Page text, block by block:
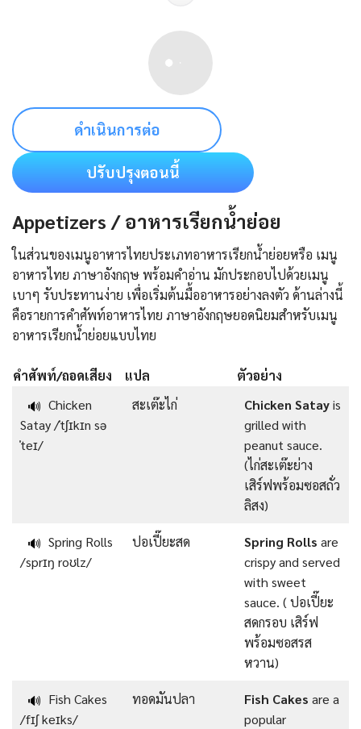
ดำเนินการต่อ
ปรับปรุงตอนนี้
Appetizers / อาหารเรียกน้ำย่อย
ในส่วนของเมนูอาหารไทยประเภทอาหารเรียกน้ำย่อยหรือ เมนู
อาหารไทย ภาษาอังกฤษ พร้อมคำอ่าน มักประกอบไปด้วยเมนู
เบาๆ รับประทานง่าย เพื่อเริ่มต้นมื้ออาหารอย่างลงตัว ด้านล่างนี้
คือรายการคําศัพท์อาหารไทย ภาษาอังกฤษยอดนิยมสำหรับเมนู
อาหารเรียกน้ำย่อยแบบไทย
คำศัพท์/ถอดเสียง แปล
ตัวอย่าง
🔊 Chicken
Satay /ˈtʃɪkɪn sə
ˈteɪ/
สะเต๊ะไก่ Chicken Satayis
grilled with
peanut sauce.
(ไก่สะเต๊ะย่าง
เสิร์ฟพร้อมซอสถั่ว
ลิสง)
🔊 Spring Rolls
/sprɪŋ roʊlz/
ปอเปี๊ยะสด Spring Rolls are
crispy and served
with sweet
sauce. ( ปอเปี๊ยะ
สดกรอบ เสิร์ฟ
พร้อมซอสรส
หวาน)
🔊 Fish Cakes
/fɪʃ keɪks/
ทอดมันปลา Fish Cakes are a
popular